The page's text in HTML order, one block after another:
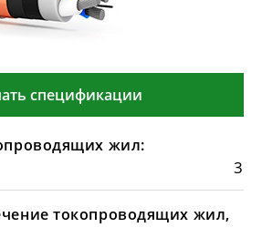
спецификации
жил:
3
токопроводящих жил,